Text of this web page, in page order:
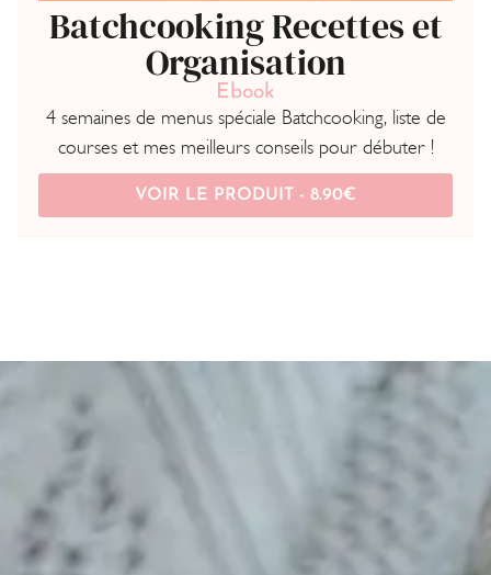
Batchcooking Recettes et
Organisation
Ebook
4 semaines de menus spéciale Batchcooking, liste de
courses et mes meilleurs conseils pour débuter !
VOIR LE PRODUIT - 8.90€